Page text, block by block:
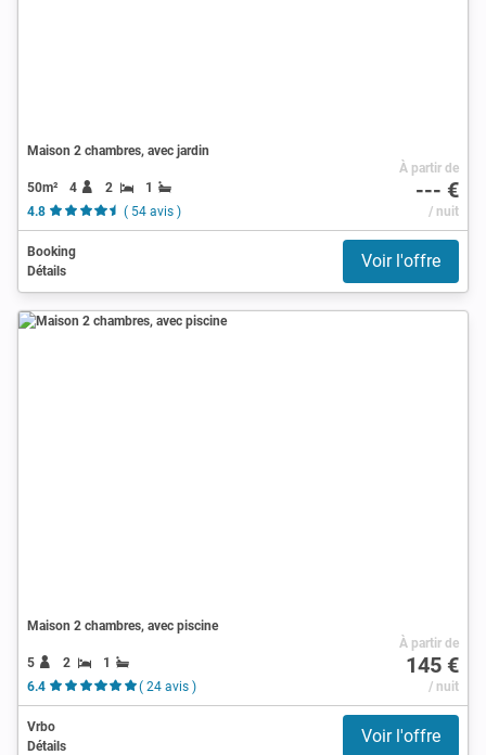
Maison 2 chambres, avec jardin
50m² 4 2
1
4.8
( 54 avis )
À partir de
--- €
/ nuit
Booking
Détails
Voir l'offre
Maison 2 chambres, avec piscine
5 2
1
6.4
( 24 avis )
À partir de
145 €
/ nuit
Vrbo
Détails
Voir l'offre